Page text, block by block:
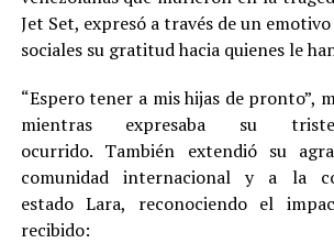
Jet Set, expresó a través de un
sociales su gratitud hacia quienes le
“Espero tener a mis hijas de pronto”,
mientras expresaba su
ocurrido. También extendió su
comunidad internacional y a la
estado Lara, reconociendo el
recibido: